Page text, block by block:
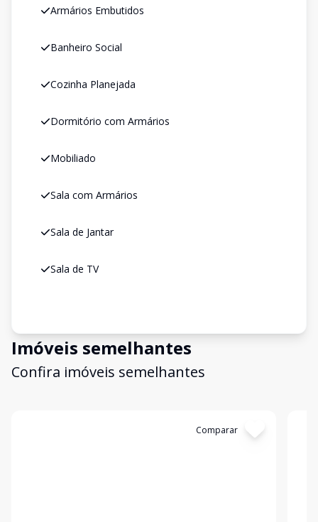
Armários Embutidos
Banheiro Social
Cozinha Planejada
Dormitório com Armários
Mobiliado
Sala com Armários
Sala de Jantar
Sala de TV
Imóveis semelhantes
Confira imóveis semelhantes
Comparar